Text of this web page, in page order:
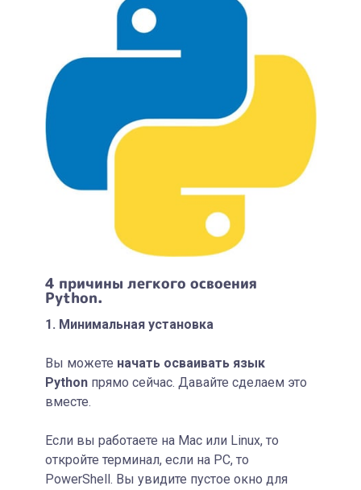
4 причины легкого освоения
Python.
1. Минимальная установка
Вы можете начать осваивать язык
Pythonпрямо сейчас. Давайте сделаем это
вместе.
Если вы работаете на Mac или Linux, то
откройте терминал, если на PC, то
PowerShell. Вы увидите пустое окно для